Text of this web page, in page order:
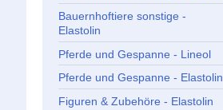
Bauernhoftiere sonstige -
Elastolin
Pferde und Gespanne - Lineol
Pferde und Gespanne - Elastolin
Figuren & Zubehöre - Elastolin